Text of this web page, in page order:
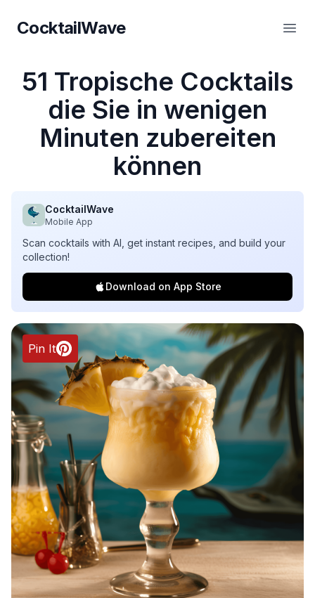
CocktailWave
CocktailWave
51 Tropische Cocktails
die Sie in wenigen
Minuten zubereiten
können
CocktailWave
Mobile App
Scan cocktails with AI, get instant recipes, and build your
collection!
Download on App Store
Pin It